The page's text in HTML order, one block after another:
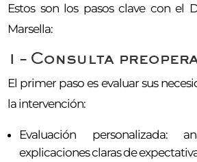
Estos son los pasos clave con el
Marsella:
1 – Consulta
El primer paso es evaluar sus
la intervención:
Evaluación personalizada:
explicaciones claras de